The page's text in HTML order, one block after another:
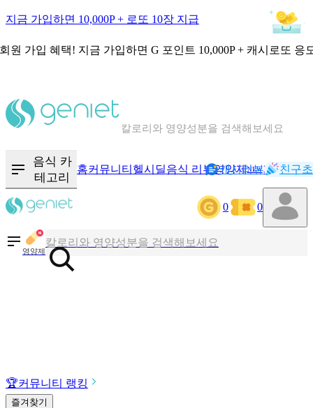
지금 가입하면 10,000P + 로또 10장 지급
원 가입 혜택! 지금 가입하면 G 포인트 10,000P + 캐시로또 응
칼로리와 영양성분을 검색해보세요
음식 카
테고리
홈커뮤니티 헬시딜음식 리뷰영양제NEW기록
캐시리뷰 친구
0 0
영양제
칼로리와 영양성분을 검색해보세요
혈당 · 다이어트 음식 검색해보세요
🏆커뮤니티 랭킹
즐겨찾기